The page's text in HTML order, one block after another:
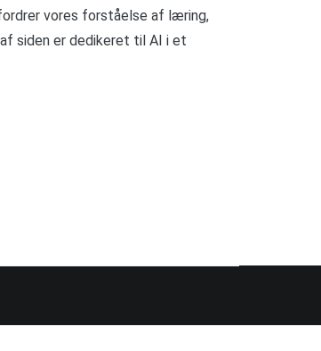
vores forståelse af læring,
siden er dedikeret til AI i et